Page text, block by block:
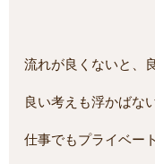
流れが良くないと、
良い考えも浮かばな
仕事でもプライベー